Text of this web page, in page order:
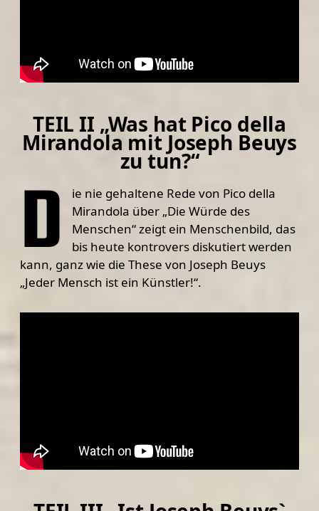
TEIL II „Was hat Pico della
Mirandola mit Joseph Beuys
zu tun?“
D
ie nie gehaltene Rede von Pico della
Mirandola über „Die Würde des
Menschen“ zeigt ein Menschenbild, das
bis heute kontrovers diskutiert werden
kann, ganz wie die These von Joseph Beuys
„Jeder Mensch ist ein Künstler!“.